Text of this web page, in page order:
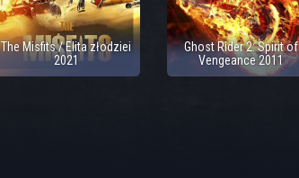
The Misfits / Elita złodziei
2021
Ghost Rider 2: Spirit of
Vengeance 2011